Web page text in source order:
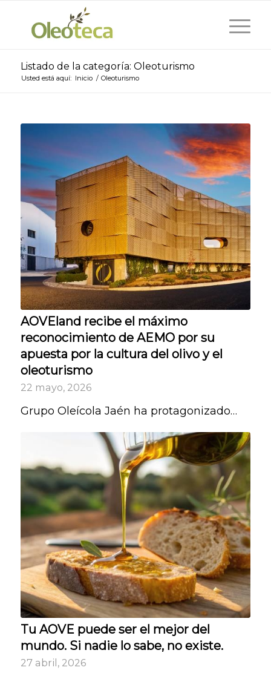
Listado de la categoría: Oleoturismo
Usted está aquí: Inicio / Oleoturismo
AOVEland recibe el máximo
reconocimiento de AEMO por su
apuesta por la cultura del olivo y el
oleoturismo
22 mayo, 2026
Grupo Oleícola Jaén ha protagonizado…
Tu AOVE puede ser el mejor del
mundo. Si nadie lo sabe, no existe.
27 abril, 2026